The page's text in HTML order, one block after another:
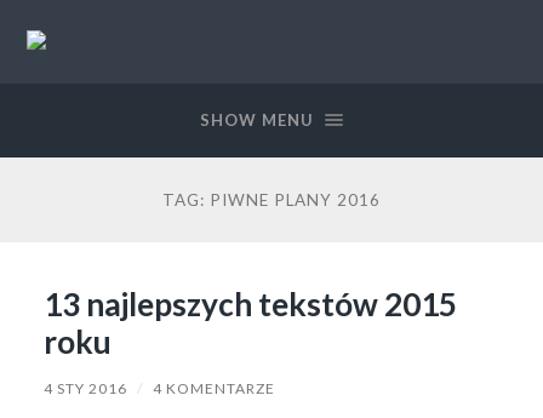
SHOW MENU
TAG: PIWNE PLANY 2016
13 najlepszych tekstów 2015
roku
4 STY 2016 / 4 KOMENTARZE